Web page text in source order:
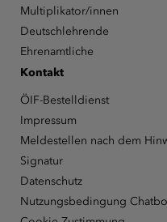
Multiplikator/innen
Deutschlehrende
Ehrenamtliche
Kontakt
ÖIF-Bestelldienst
Impressum
Meldestellen nach dem
Signatur
Datenschutz
Nutzungsbedingung